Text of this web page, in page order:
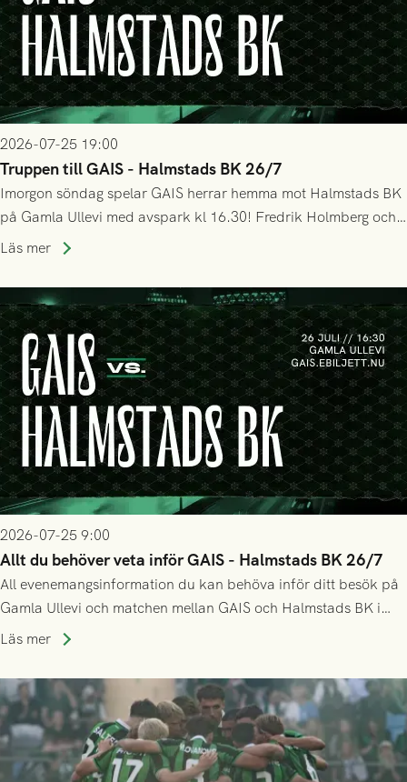
2026-07-25 19:00
Truppen till GAIS - Halmstads BK 26/7
Imorgon söndag spelar GAIS herrar hemma mot Halmstads BK
på Gamla Ullevi med avspark kl 16.30! Fredrik Holmberg och
ledarstaben har tagit ut följande trupp till matchen:
Läs mer
2026-07-25 9:00
Allt du behöver veta inför GAIS - Halmstads BK 26/7
All evenemangsinformation du kan behöva inför ditt besök på
Gamla Ullevi och matchen mellan GAIS och Halmstads BK i
Allsvenskan! Avspark kl 16.30 på söndag 26/7.
Läs mer